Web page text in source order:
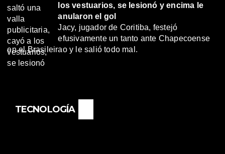
los vestuarios, se lesionó y encima le
anularon el gol
Jacy, jugador de Coritiba, festejó
efusivamente un tanto ante Chapecoense
en el Brasileirao y le salió todo mal.
TECNOLOGÍA